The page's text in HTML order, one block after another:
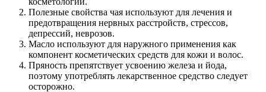
Полезные свойства чая используют для лечения и
предотвращения нервных расстройств, стрессов,
депрессий, неврозов.
Масло используют для наружного применения как
компонент косметических средств для кожи и волос.
Пряность препятствует усвоению железа и йода,
поэтому употреблять лекарственное средство следует
осторожно.